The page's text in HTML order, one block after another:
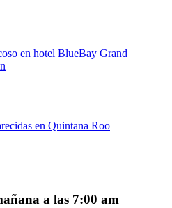
en hotel BlueBay Grand
en Quintana Roo
a las 7:00 am